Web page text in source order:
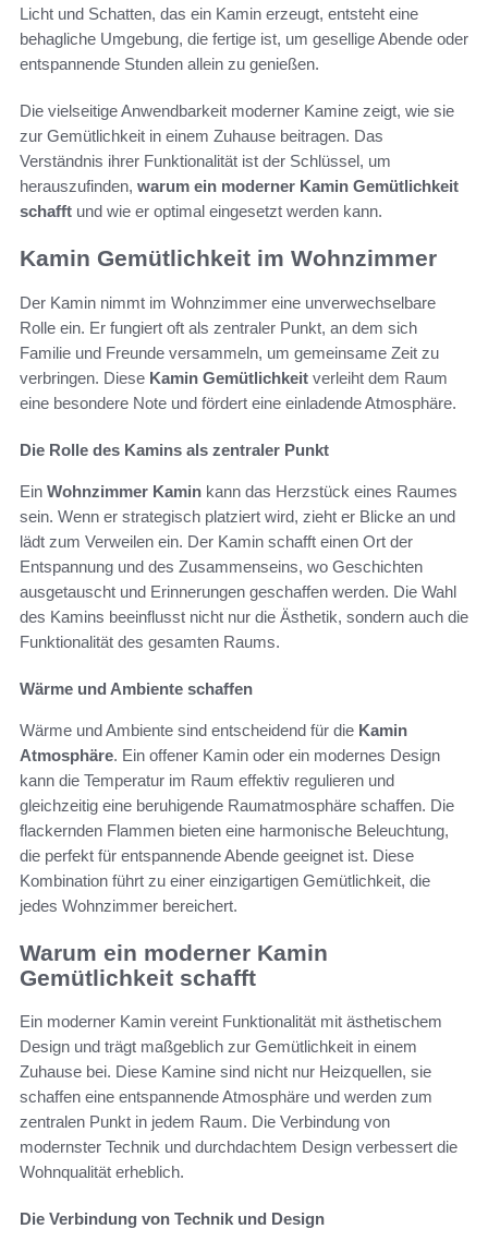
Licht und Schatten, das ein Kamin erzeugt, entsteht eine
behagliche Umgebung, die fertige ist, um gesellige Abende oder
entspannende Stunden allein zu genießen.
Die vielseitige Anwendbarkeit moderner Kamine zeigt, wie sie
zur Gemütlichkeit in einem Zuhause beitragen. Das
Verständnis ihrer Funktionalität ist der Schlüssel, um
herauszufinden, warum ein moderner Kamin Gemütlichkeit
schafft und wie er optimal eingesetzt werden kann.
Kamin Gemütlichkeit im Wohnzimmer
Der Kamin nimmt im Wohnzimmer eine unverwechselbare
Rolle ein. Er fungiert oft als zentraler Punkt, an dem sich
Familie und Freunde versammeln, um gemeinsame Zeit zu
verbringen. Diese Kamin Gemütlichkeit verleiht dem Raum
eine besondere Note und fördert eine einladende Atmosphäre.
Die Rolle des Kamins als zentraler Punkt
Ein Wohnzimmer Kamin kann das Herzstück eines Raumes
sein. Wenn er strategisch platziert wird, zieht er Blicke an und
lädt zum Verweilen ein. Der Kamin schafft einen Ort der
Entspannung und des Zusammenseins, wo Geschichten
ausgetauscht und Erinnerungen geschaffen werden. Die Wahl
des Kamins beeinflusst nicht nur die Ästhetik, sondern auch die
Funktionalität des gesamten Raums.
Wärme und Ambiente schaffen
Wärme und Ambiente sind entscheidend für die Kamin
Atmosphäre. Ein offener Kamin oder ein modernes Design
kann die Temperatur im Raum effektiv regulieren und
gleichzeitig eine beruhigende Raumatmosphäre schaffen. Die
flackernden Flammen bieten eine harmonische Beleuchtung,
die perfekt für entspannende Abende geeignet ist. Diese
Kombination führt zu einer einzigartigen Gemütlichkeit, die
jedes Wohnzimmer bereichert.
Warum ein moderner Kamin
Gemütlichkeit schafft
Ein moderner Kamin vereint Funktionalität mit ästhetischem
Design und trägt maßgeblich zur Gemütlichkeit in einem
Zuhause bei. Diese Kamine sind nicht nur Heizquellen, sie
schaffen eine entspannende Atmosphäre und werden zum
zentralen Punkt in jedem Raum. Die Verbindung von
modernster Technik und durchdachtem Design verbessert die
Wohnqualität erheblich.
Die Verbindung von Technik und Design